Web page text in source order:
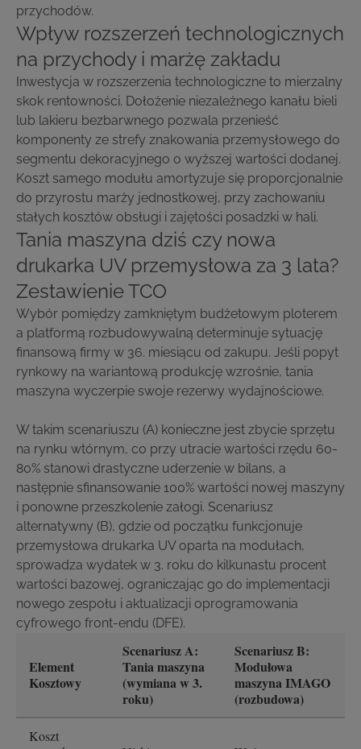
przychodów.
Wpływ rozszerzeń technologicznych
na przychody i marżę zakładu
Inwestycja w rozszerzenia technologiczne to mierzalny
skok rentowności. Dołożenie niezależnego kanału bieli
lub lakieru bezbarwnego pozwala przenieść
komponenty ze strefy znakowania przemysłowego do
segmentu dekoracyjnego o wyższej wartości dodanej.
Koszt samego modułu amortyzuje się proporcjonalnie
do przyrostu marży jednostkowej, przy zachowaniu
stałych kosztów obsługi i zajętości posadzki w hali.
Tania maszyna dziś czy nowa
drukarka UV przemysłowa za 3 lata?
Zestawienie TCO
Wybór pomiędzy zamkniętym budżetowym ploterem
a platformą rozbudowywalną determinuje sytuację
finansową firmy w 36. miesiącu od zakupu. Jeśli popyt
rynkowy na wariantową produkcję wzrośnie, tania
maszyna wyczerpie swoje rezerwy wydajnościowe.
W takim scenariuszu (A) konieczne jest zbycie sprzętu
na rynku wtórnym, co przy utracie wartości rzędu 60-
80% stanowi drastyczne uderzenie w bilans, a
następnie sfinansowanie 100% wartości nowej maszyny
i ponowne przeszkolenie załogi. Scenariusz
alternatywny (B), gdzie od początku funkcjonuje
przemysłowa drukarka UV oparta na modułach,
sprowadza wydatek w 3. roku do kilkunastu procent
wartości bazowej, ograniczając go do implementacji
nowego zespołu i aktualizacji oprogramowania
cyfrowego front-endu (DFE).
Element
Kosztowy
Scenariusz A:
Tania maszyna
(wymiana w 3.
roku)
Scenariusz B:
Modułowa
maszyna IMAGO
(rozbudowa)
Koszt